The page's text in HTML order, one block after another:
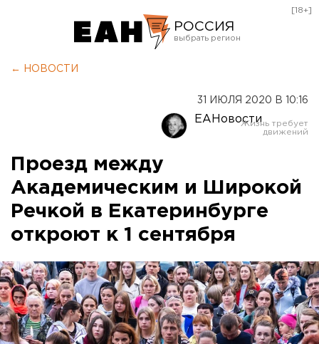
РОССИЯ
Оренбург
[18+]
← НОВОСТИ
31 ИЮЛЯ 2020 В 10:16
ЕАНовости
Проезд между
Академическим и Широкой
Речкой в Екатеринбурге
откроют к 1 сентября